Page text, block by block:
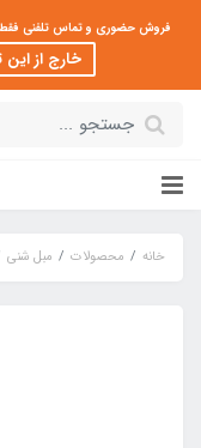
فروش حضوری و تماس تلفنی فقط از ساعت 11:30 صبح تا 2 عصر و 3 تا
خارج از
خانه محصولات مبل شنی